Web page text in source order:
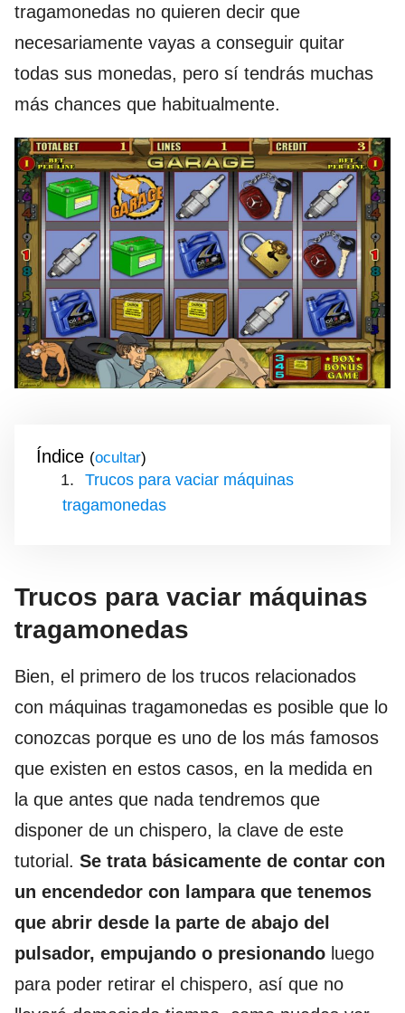
tragamonedas no quieren decir que
necesariamente vayas a conseguir quitar
todas sus monedas, pero sí tendrás muchas
más chances que habitualmente.
Índice ( )
Trucos para vaciar máquinas
tragamonedas
Trucos para vaciar máquinas
tragamonedas
Bien, el primero de los trucos relacionados
con máquinas tragamonedas es posible que lo
conozcas porque es uno de los más famosos
que existen en estos casos, en la medida en
la que antes que nada tendremos que
disponer de un chispero, la clave de este
tutorial. Se trata básicamente de contar con
un encendedor con lampara que tenemos
que abrir desde la parte de abajo del
pulsador, empujando o presionando luego
para poder retirar el chispero, así que no